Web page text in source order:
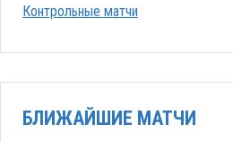
Контрольные матчи
БЛИЖАЙШИЕ МАТЧИ